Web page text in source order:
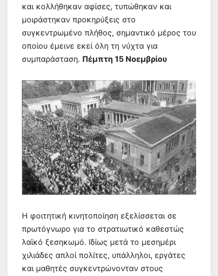
και κολλήθηκαν αφίσες, τυπώθηκαν και
μοιράστηκαν προκηρύξεις στο
συγκεντρωμένο πλήθος, σημαντικό μέρος του
οποίου έμεινε εκεί όλη τη νύχτα για
συμπαράσταση. Πέμπτη 15 Νοεμβρίου
Η φοιτητική κινητοποίηση εξελίσσεται σε
πρωτόγνωρο για το στρατιωτικό καθεστώς
λαϊκό ξεσηκωμό. Ιδίως μετά το μεσημέρι
χιλιάδες απλοί πολίτες, υπάλληλοι, εργάτες
και μαθητές συγκεντρώνονταν στους